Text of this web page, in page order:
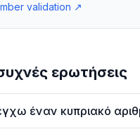
validation ↗
ερωτήσεις
έναν κυπριακό